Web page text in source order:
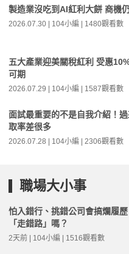
製造業沒吃到AI紅利大餅 商機
2026.07.30 | 104小編 | 1480觀看數
五大產業迎美關稅紅利 受惠
可期
2026.07.29 | 104小編 | 1587觀看數
面試最重要的不是自我介紹！
取率差很多
2026.07.28 | 104小編 | 2306觀看數
職場大小事
怕入錯行、挑錯公司會搞爛履
「走錯路」嗎？
2天前 | 104小編 | 1516觀看數